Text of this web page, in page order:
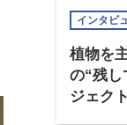
インタビ
植物を
の“残し
ジェク